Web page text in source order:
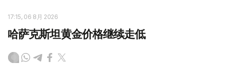
17:15, 06 8月 2026
哈萨克斯坦黄金价格继续走低